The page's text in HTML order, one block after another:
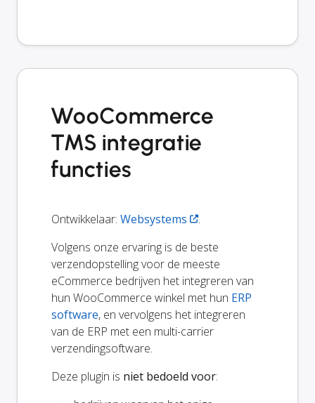
WooCommerce
TMS integratie
functies
Ontwikkelaar: Websystems
.
Volgens onze ervaring is de beste
verzendopstelling voor de meeste
eCommerce bedrijven het integreren van
hun WooCommerce winkel met hun ERP
software, en vervolgens het integreren
van de ERP met een multi-carrier
verzendingsoftware.
Deze plugin is niet bedoeld voor: